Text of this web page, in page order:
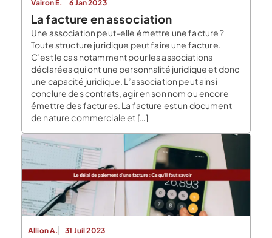
Vairon E. 6 Jan 2023
La facture en association
Une association peut-elle émettre une facture ?
Toute structure juridique peut faire une facture.
C’est le cas notamment pour les associations
déclarées qui ont une personnalité juridique et donc
une capacité juridique. L’association peut ainsi
conclure des contrats, agir en son nom ou encore
émettre des factures. La facture est un document
de nature commerciale et […]
Allion A. 31 Juil 2023